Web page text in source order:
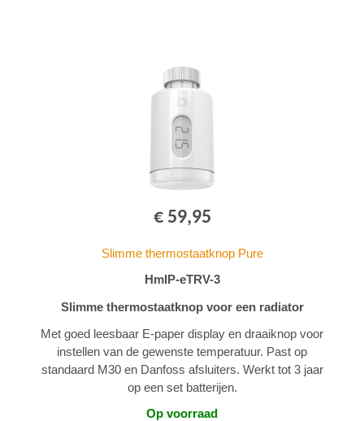
€ 59,95
Slimme thermostaatknop Pure
HmIP-eTRV-3
Slimme thermostaatknop voor een radiator
Met goed leesbaar E-paper display en draaiknop voor
instellen van de gewenste temperatuur. Past op
standaard M30 en Danfoss afsluiters. Werkt tot 3 jaar
op een set batterijen.
Op voorraad